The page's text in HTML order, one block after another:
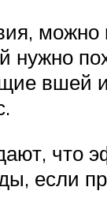
нужно
вшей
что
если